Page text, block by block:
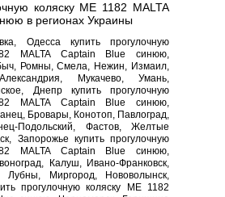
коляску ME 1182 MALTA
в регионах Украины
Одесса купить прогулочную
MALTA Captain Blue синюю,
Ромны, Смела, Нежин, Измаил,
Мукачево, Умань,
Днепр купить прогулочную
MALTA Captain Blue синюю,
Бровары, Конотоп, Павлоград,
Подольский, Фастов, Желтые
Запорожье купить прогулочную
MALTA Captain Blue синюю,
Калуш, Ивано-Франковск,
Лубны, Миргород, Нововолынск,
прогулочную коляску ME 1182